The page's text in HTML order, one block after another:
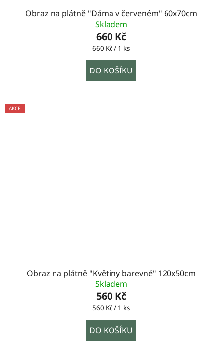
Obraz na plátně "Dáma v červeném" 60x70cm
Skladem
660 Kč
Měrná
660 Kč / 1 ks
DO KOŠÍKU
AKCE
Obraz na plátně "Květiny barevné" 120x50cm
Skladem
560 Kč
Měrná
560 Kč / 1 ks
DO KOŠÍKU